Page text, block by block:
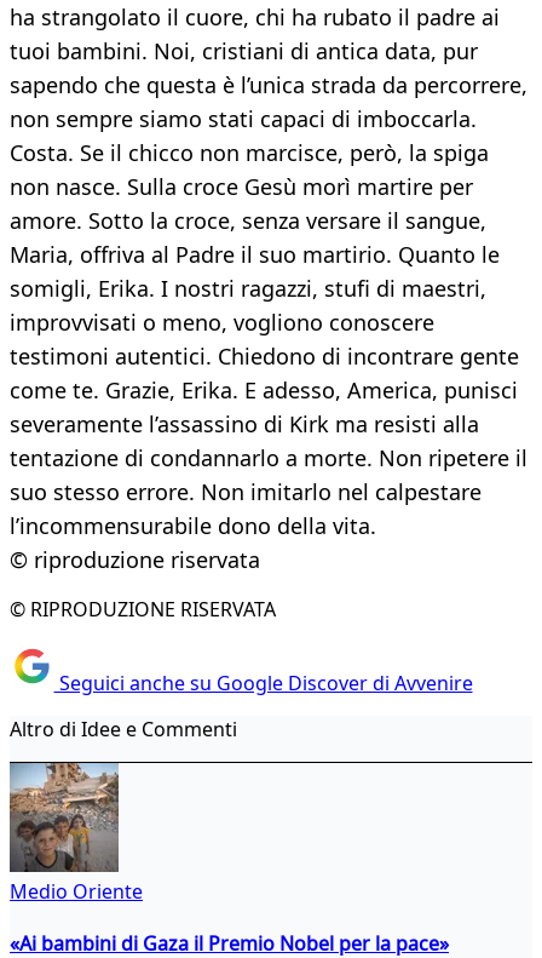
ha strangolato il cuore, chi ha rubato il padre ai
tuoi bambini. Noi, cristiani di antica data, pur
sapendo che questa è l’unica strada da percorrere,
non sempre siamo stati capaci di imboccarla.
Costa. Se il chicco non marcisce, però, la spiga
non nasce. Sulla croce Gesù morì martire per
amore. Sotto la croce, senza versare il sangue,
Maria, offriva al Padre il suo martirio. Quanto le
somigli, Erika. I nostri ragazzi, stufi di maestri,
improvvisati o meno, vogliono conoscere
testimoni autentici. Chiedono di incontrare gente
come te. Grazie, Erika. E adesso, America, punisci
severamente l’assassino di Kirk ma resisti alla
tentazione di condannarlo a morte. Non ripetere il
suo stesso errore. Non imitarlo nel calpestare
l’incommensurabile dono della vita.
© riproduzione riservata
© RIPRODUZIONE RISERVATA
Seguici anche su Google Discover di Avvenire
Altro di Idee e Commenti
Medio Oriente
«Ai bambini di Gaza il Premio Nobel per la pace»